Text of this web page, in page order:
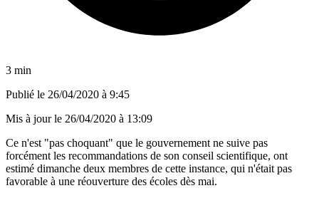
3 min
Publié le 26/04/2020 à 9:45
Mis à jour le 26/04/2020 à 13:09
Ce n'est "pas choquant" que le gouvernement ne suive pas
forcément les recommandations de son conseil scientifique, ont
estimé dimanche deux membres de cette instance, qui n'était pas
favorable à une réouverture des écoles dès mai.